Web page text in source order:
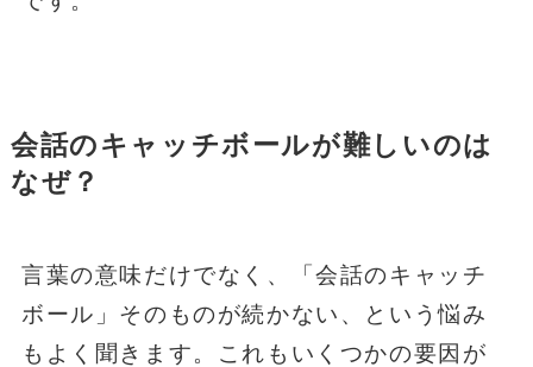
会話のキャッチボールが難しいのは
なぜ？
言葉の意味だけでなく、「会話のキャッチ
ボール」そのものが続かない、という悩み
もよく聞きます。これもいくつかの要因が